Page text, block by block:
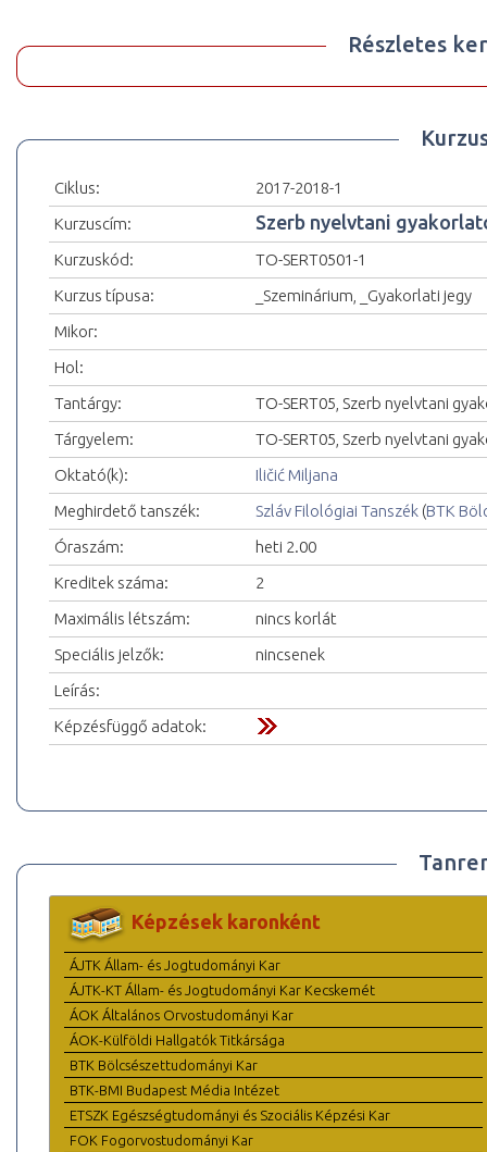
Részletes
Ciklus:
2017-2018-1
Kurzuscím:
Szerb nyelvtani
Kurzuskód:
TO-SERT0501-1
Kurzus típusa:
_Szeminárium, _Gyakorlati jegy
Mikor:
Hol:
Tantárgy:
TO-SERT05, Szerb nyelvtani
Tárgyelem:
TO-SERT05, Szerb nyelvtani
Oktató(k):
Iličić Miljana
Meghirdető tanszék:
Szláv Filológiai Tanszék (BTK
Óraszám:
heti 2.00
Kreditek száma:
2
Maximális létszám:
nincs korlát
Speciális jelzők:
nincsenek
Leírás:
Képzésfüggő adatok:
Képzések karonként
ÁJTK Állam- és Jogtudományi Kar
ÁJTK-KT Állam- és Jogtudományi Kar Kecskemét
ÁOK Általános Orvostudományi Kar
ÁOK-Külföldi Hallgatók Titkársága
BTK Bölcsészettudományi Kar
BTK-BMI Budapest Média Intézet
ETSZK Egészségtudományi és Szociális Képzési Kar
FOK Fogorvostudományi Kar